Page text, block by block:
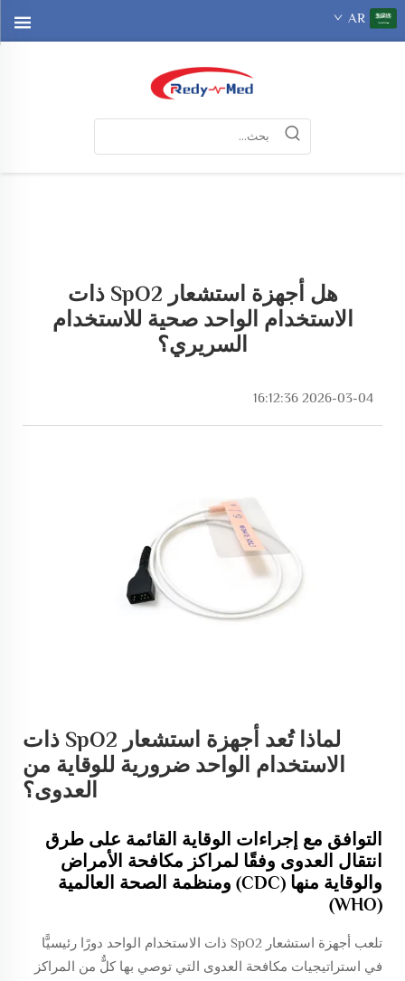
AR
هل أجهزة استشعار SpO2 ذات
الاستخدام الواحد صحية للاستخدام
السريري؟
2026-03-04 16:12:36
لماذا تُعد أجهزة استشعار SpO2 ذات
الاستخدام الواحد ضرورية للوقاية من
العدوى؟
التوافق مع إجراءات الوقاية القائمة على طرق
انتقال العدوى وفقًا لمراكز مكافحة الأمراض
والوقاية منها (CDC) ومنظمة الصحة العالمية
(WHO)
تلعب أجهزة استشعار SpO2 ذات الاستخدام الواحد دورًا رئيسيًّا
في استراتيجيات مكافحة العدوى التي توصي بها كلٌّ من المراكز